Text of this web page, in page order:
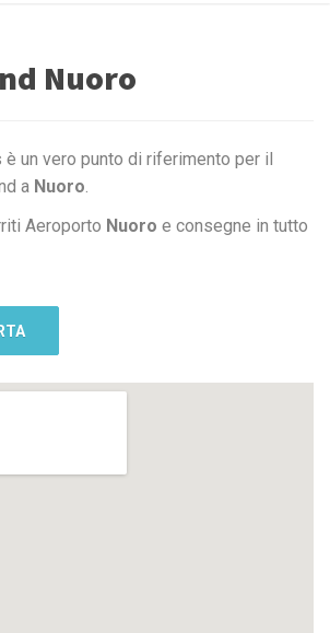
Nuoro
è un vero punto di riferimento per il
a Nuoro.
Aeroporto Nuoro e consegne in tutto